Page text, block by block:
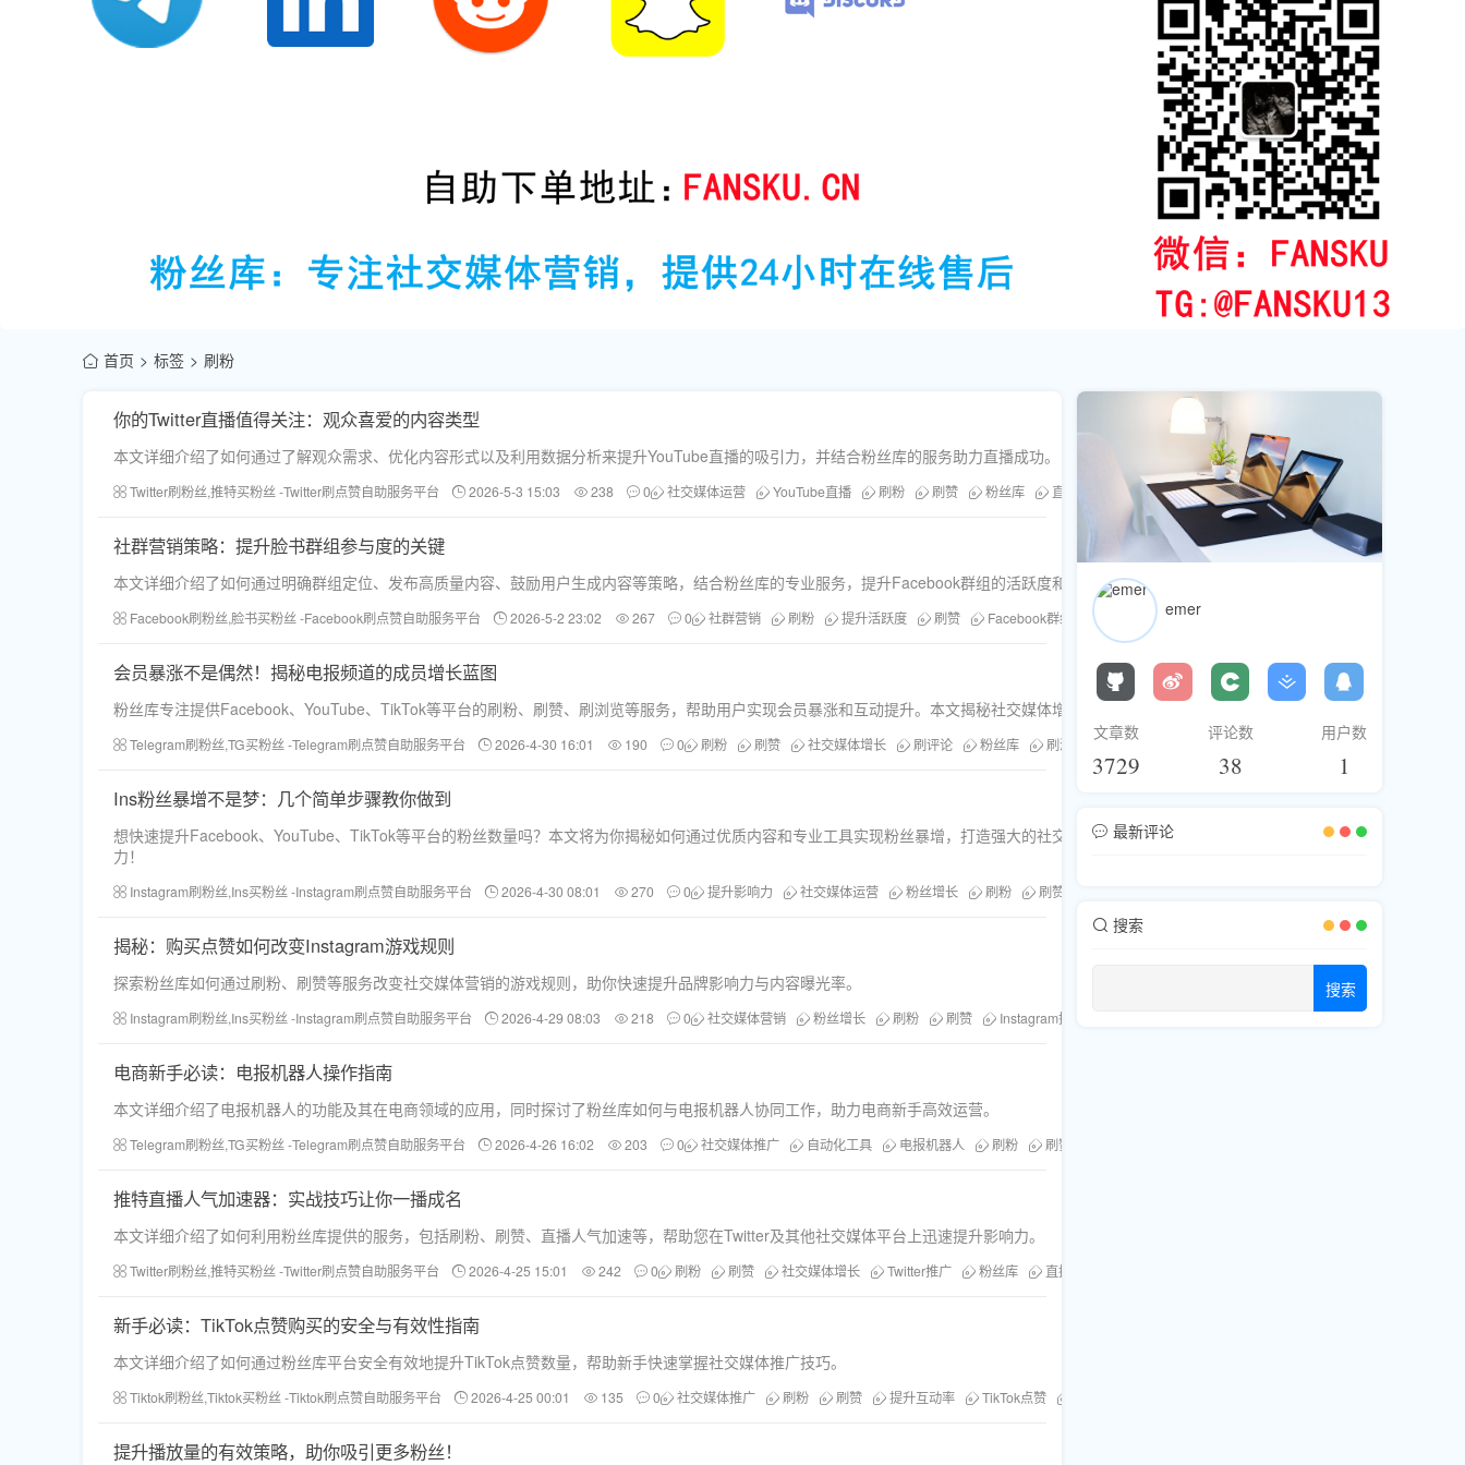
首页 标签 刷粉
你的Twitter直播值得关注：观众喜爱的内容类型
本文详细介绍了如何通过了解观众需求、优化内容形式以及利用数据分析来提升YouTube直播的吸引力，并结合粉丝库的服务助力直播成功。
Twitter刷粉丝,推特买粉丝 -Twitter刷点赞自助服务平台 2026-5-3 15:03 238 0 社交媒体运营 YouTube直播 刷粉 刷赞 粉丝库 直播内容优化
社群营销策略：提升脸书群组参与度的关键
本文详细介绍了如何通过明确群组定位、发布高质量内容、鼓励用户生成内容等策略，结合粉丝库的专业服务，提升Facebook群组的活跃度和影响力。
Facebook刷粉丝,脸书买粉丝 -Facebook刷点赞自助服务平台 2026-5-2 23:02 267 0 社群营销 刷粉 提升活跃度 刷赞 Facebook群组 粉丝库
会员暴涨不是偶然！揭秘电报频道的成员增长蓝图
粉丝库专注提供Facebook、YouTube、TikTok等平台的刷粉、刷赞、刷浏览等服务，帮助用户实现会员暴涨和互动提升。本文揭秘社交媒体增长的关键策略与技巧。
Telegram刷粉丝,TG买粉丝 -Telegram刷点赞自助服务平台 2026-4-30 16:01 190 0 刷粉 刷赞 社交媒体增长 刷评论 粉丝库 刷浏览 刷分享 刷直播人气
Ins粉丝暴增不是梦：几个简单步骤教你做到
想快速提升Facebook、YouTube、TikTok等平台的粉丝数量吗？本文将为你揭秘如何通过优质内容和专业工具实现粉丝暴增，打造强大的社交媒体影响
力！
Instagram刷粉丝,Ins买粉丝 -Instagram刷点赞自助服务平台 2026-4-30 08:01 270 0 提升影响力 社交媒体运营 粉丝增长 刷粉 刷赞
揭秘：购买点赞如何改变Instagram游戏规则
探索粉丝库如何通过刷粉、刷赞等服务改变社交媒体营销的游戏规则，助你快速提升品牌影响力与内容曝光率。
Instagram刷粉丝,Ins买粉丝 -Instagram刷点赞自助服务平台 2026-4-29 08:03 218 0 社交媒体营销 粉丝增长 刷粉 刷赞 Instagram推广
电商新手必读：电报机器人操作指南
本文详细介绍了电报机器人的功能及其在电商领域的应用，同时探讨了粉丝库如何与电报机器人协同工作，助力电商新手高效运营。
Telegram刷粉丝,TG买粉丝 -Telegram刷点赞自助服务平台 2026-4-26 16:02 203 0 社交媒体推广 自动化工具 电报机器人 刷粉 刷赞
推特直播人气加速器：实战技巧让你一播成名
本文详细介绍了如何利用粉丝库提供的服务，包括刷粉、刷赞、直播人气加速等，帮助您在Twitter及其他社交媒体平台上迅速提升影响力。
Twitter刷粉丝,推特买粉丝 -Twitter刷点赞自助服务平台 2026-4-25 15:01 242 0 刷粉 刷赞 社交媒体增长 Twitter推广 粉丝库 直播人气加速
新手必读：TikTok点赞购买的安全与有效性指南
本文详细介绍了如何通过粉丝库平台安全有效地提升TikTok点赞数量，帮助新手快速掌握社交媒体推广技巧。
Tiktok刷粉丝,Tiktok买粉丝 -Tiktok刷点赞自助服务平台 2026-4-25 00:01 135 0 社交媒体推广 刷粉 刷赞 提升互动率 TikTok点赞
提升播放量的有效策略，助你吸引更多粉丝！
emer
文章数
3729
评论数
38
用户数
1
最新评论
搜索
搜索